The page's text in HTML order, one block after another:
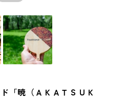
「暁（ＡＫＡＴＳＵＫ